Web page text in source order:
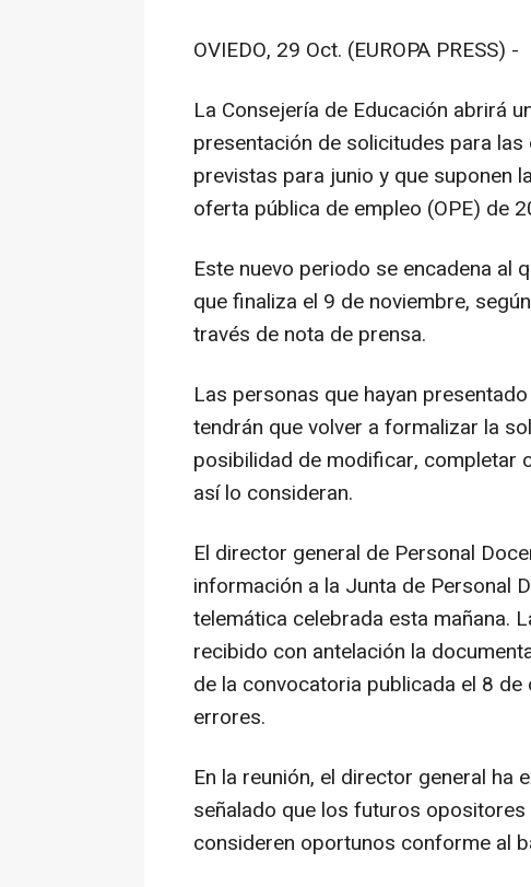
OVIEDO, 29 Oct. (EUROPA PRESS) -
La Consejería de Educación abrirá
presentación de solicitudes para
previstas para junio y que suponen
oferta pública de empleo (OPE) de
Este nuevo periodo se encadena al
que finaliza el 9 de noviembre,
través de nota de prensa.
Las personas que hayan
tendrán que volver a formalizar la
posibilidad de modificar, completar
así lo consideran.
El director general de Personal
información a la Junta de Personal
telemática celebrada esta mañana.
recibido con antelación la
de la convocatoria publicada el 8
errores.
En la reunión, el director general
señalado que los futuros
consideren oportunos conforme al